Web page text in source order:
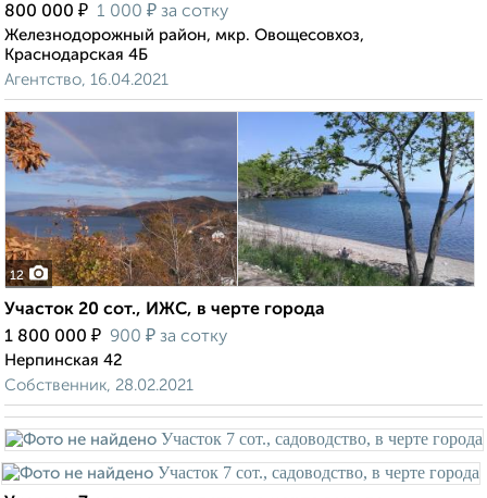
800 000 ₽ 1 000 ₽ за сотку
Железнодорожный район, мкр. Овощесовхоз,
Краснодарская 4Б
Агентство, 16.04.2021
12
Участок 20 сот., ИЖС, в черте города
1 800 000 ₽ 900 ₽ за сотку
Нерпинская 42
Собственник, 28.02.2021